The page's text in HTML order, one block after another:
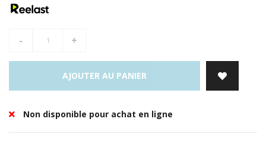
- +
AJOUTER AU PANIER
Non disponible pour achat en ligne